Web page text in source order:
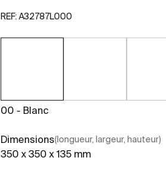
REF: A32787L000
00 - Blanc
Dimensions(longueur, largeur, hauteur)
350 x 350 x 135 mm